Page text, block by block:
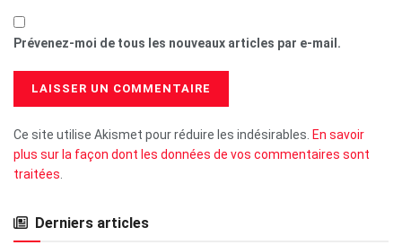
Prévenez-moi de tous les nouveaux articles par e-mail.
Ce site utilise Akismet pour réduire les indésirables. En savoir
plus sur la façon dont les données de vos commentaires sont
traitées.
Derniers articles